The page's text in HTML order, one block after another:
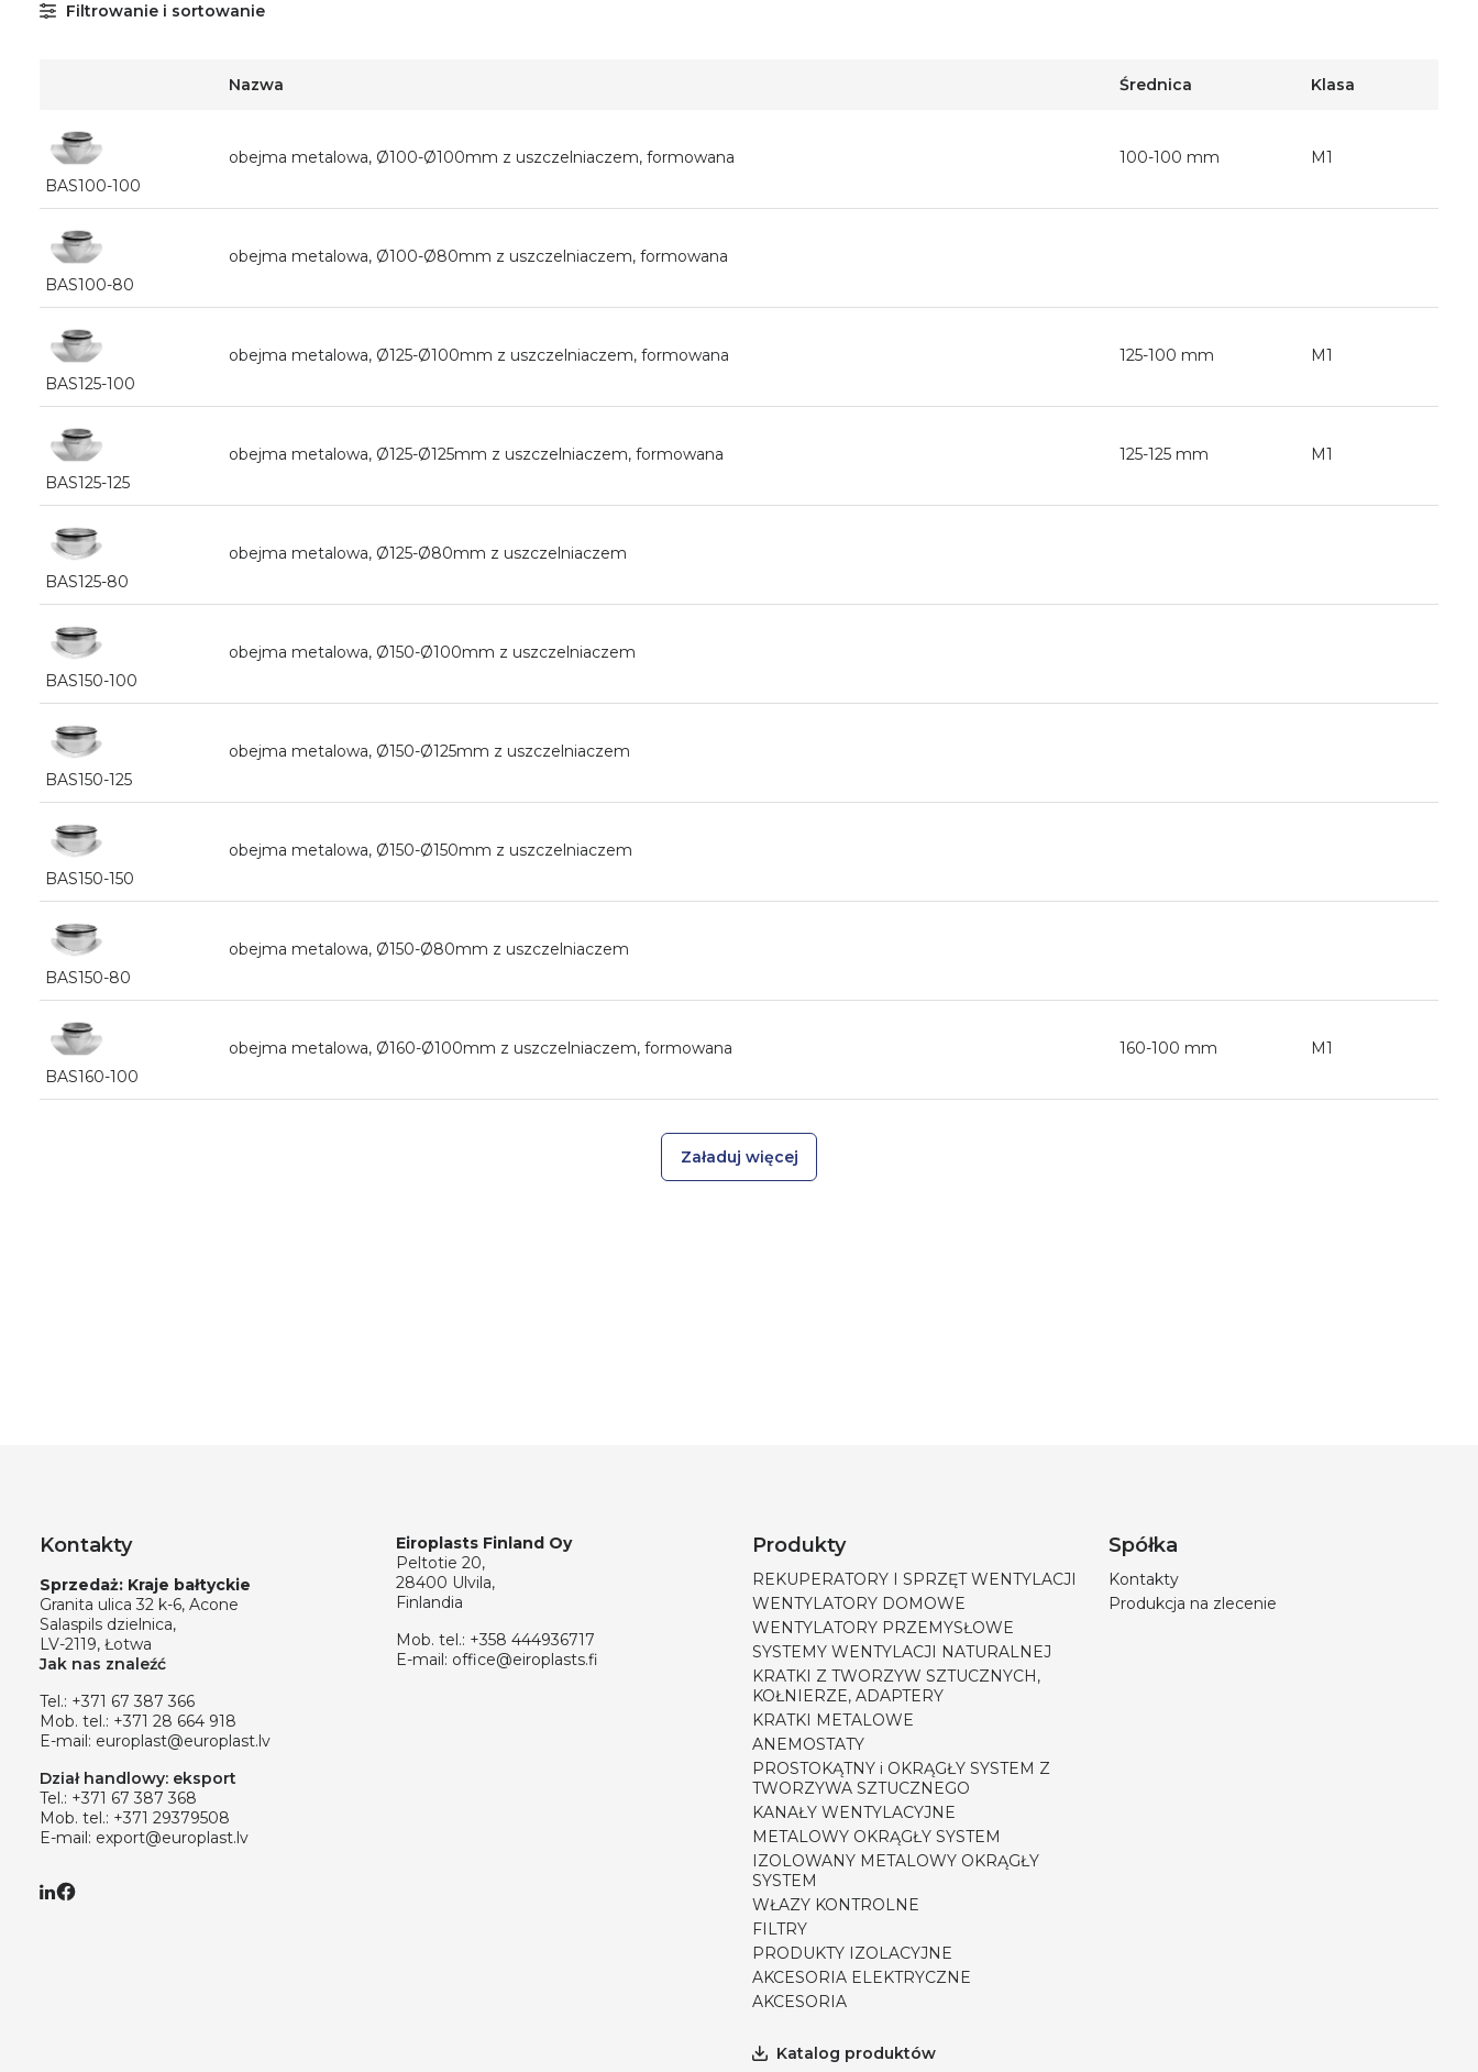
Filtrowanie i sortowanie
Nazwa Średnica Klasa
BAS100-100
obejma metalowa, Ø100-Ø100mm z uszczelniaczem, formowana 100-100 mm M1
BAS100-80
obejma metalowa, Ø100-Ø80mm z uszczelniaczem, formowana
BAS125-100
obejma metalowa, Ø125-Ø100mm z uszczelniaczem, formowana 125-100 mm M1
BAS125-125
obejma metalowa, Ø125-Ø125mm z uszczelniaczem, formowana 125-125 mm M1
BAS125-80
obejma metalowa, Ø125-Ø80mm z uszczelniaczem
BAS150-100
obejma metalowa, Ø150-Ø100mm z uszczelniaczem
BAS150-125
obejma metalowa, Ø150-Ø125mm z uszczelniaczem
BAS150-150
obejma metalowa, Ø150-Ø150mm z uszczelniaczem
BAS150-80
obejma metalowa, Ø150-Ø80mm z uszczelniaczem
BAS160-100
obejma metalowa, Ø160-Ø100mm z uszczelniaczem, formowana 160-100 mm M1
Załaduj więcej
Kontakty
Sprzedaż: Kraje bałtyckie
Granita ulica 32 k-6, Acone
Salaspils dzielnica,
LV-2119, Łotwa
Jak nas znaleźć
Tel.: +371 67 387 366
Mob. tel.: +371 28 664 918
E-mail: europlast@europlast.lv
Dział handlowy: eksport
Tel.: +371 67 387 368
Mob. tel.: +371 29379508
E-mail: export@europlast.lv
Eiroplasts Finland Oy
Peltotie 20,
28400 Ulvila,
Finlandia
Mob. tel.: +358 444936717
E-mail: office@eiroplasts.fi
Produkty
REKUPERATORY I SPRZĘT WENTYLACJI
WENTYLATORY DOMOWE
WENTYLATORY PRZEMYSŁOWE
SYSTEMY WENTYLACJI NATURALNEJ
KRATKI Z TWORZYW SZTUCZNYCH,
KOŁNIERZE, ADAPTERY
KRATKI METALOWE
ANEMOSTATY
PROSTOKĄTNY i OKRĄGŁY SYSTEM Z
TWORZYWA SZTUCZNEGO
KANAŁY WENTYLACYJNE
METALOWY OKRĄGŁY SYSTEM
IZOLOWANY METALOWY OKRĄGŁY
SYSTEM
WŁAZY KONTROLNE
FILTRY
PRODUKTY IZOLACYJNE
AKCESORIA ELEKTRYCZNE
AKCESORIA
Katalog produktów
Spółka
Kontakty
Produkcja na zlecenie